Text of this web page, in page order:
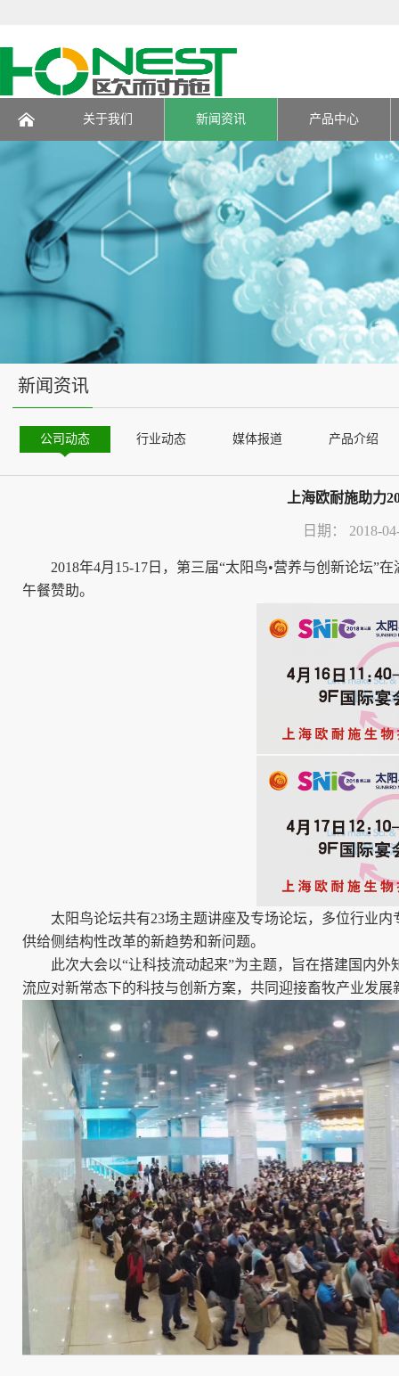
关于我们 新闻资讯 产品中心
新闻资讯
公司动态 行业动态 媒体报道 产品介绍
上海欧耐施助力
日期： 2018-
2018年4月15-17日，第三届“太阳鸟•营养与创新论坛”
午餐赞助。
太阳鸟论坛共有23场主题讲座及专场论坛，多位行业
供给侧结构性改革的新趋势和新问题。
此次大会以“让科技流动起来”为主题，旨在搭建国内
流应对新常态下的科技与创新方案，共同迎接畜牧产业发展